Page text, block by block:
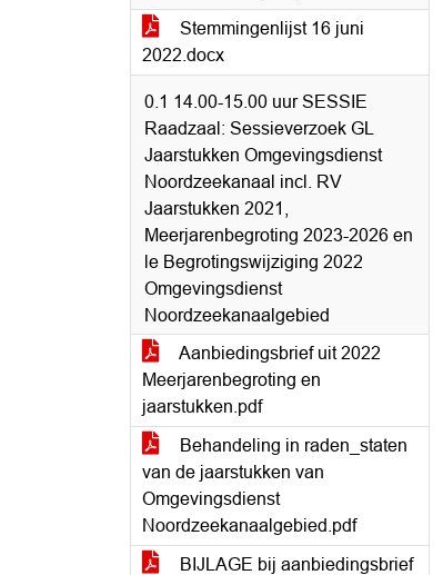
Stemmingenlijst 16 juni
2022.docx
0.1 14.00-15.00 uur SESSIE
Raadzaal: Sessieverzoek GL
Jaarstukken Omgevingsdienst
Noordzeekanaal incl. RV
Jaarstukken 2021,
Meerjarenbegroting 2023-2026 en
le Begrotingswijziging 2022
Omgevingsdienst
Noordzeekanaalgebied
Aanbiedingsbrief uit 2022
Meerjarenbegroting en
jaarstukken.pdf
Behandeling in raden_staten
van de jaarstukken van
Omgevingsdienst
Noordzeekanaalgebied.pdf
BIJLAGE bij aanbiedingsbrief